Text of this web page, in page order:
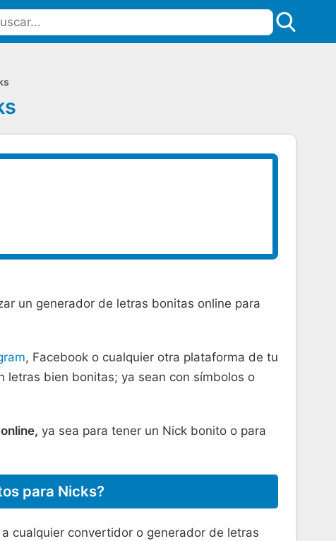
un generador de letras bonitas online para
, Facebook o cualquier otra plataforma de tu
letras bien bonitas; ya sean con símbolos o
ya sea para tener un Nick bonito o para
para Nicks?
cualquier convertidor o generador de letras